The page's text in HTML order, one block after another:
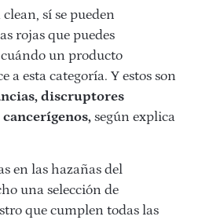
sí se pueden
rojas que puedes
un producto
a esta categoría. Y estos son
discruptores
según explica
en las hazañas del
una selección de
que cumplen todas las